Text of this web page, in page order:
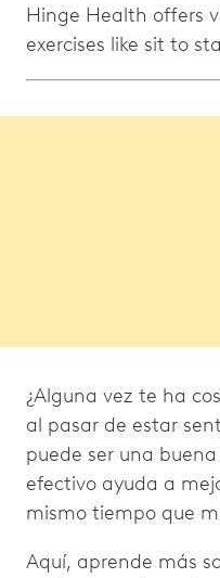
Hinge Health offers
exercises like sit to
¿Alguna vez te ha
al pasar de estar
puede ser una
efectivo ayuda a
mismo tiempo que
Aquí, aprende más